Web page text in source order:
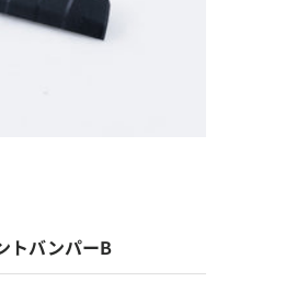
トバンパーB